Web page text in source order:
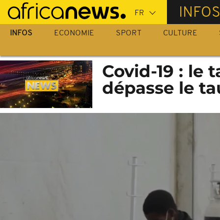
Passer
au
contenu
INFOS
INFOS ECONOMIE SPORT CULTURE
Covid-19 : le
dépasse le